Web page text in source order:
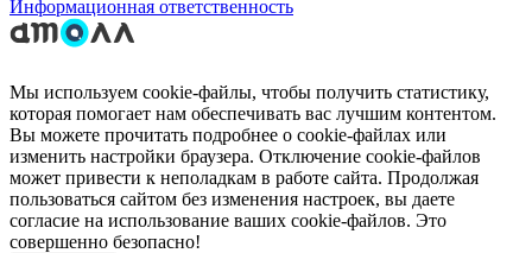
Информационная ответственность
Мы используем cookie-файлы, чтобы получить статистику,
которая помогает нам обеспечивать вас лучшим контентом.
Вы можете прочитать подробнее о cookie-файлах или
изменить настройки браузера. Отключение cookie-файлов
может привести к неполадкам в работе сайта. Продолжая
пользоваться сайтом без изменения настроек, вы даете
согласие на использование ваших cookie-файлов. Это
совершенно безопасно!